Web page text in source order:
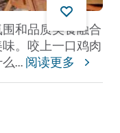
和品质美食融合
。咬上一口鸡肉
...阅读更多